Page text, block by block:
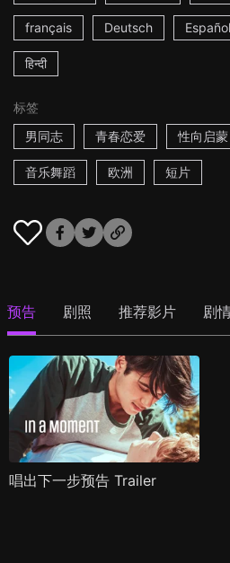
français Deutsch Español
हिन्दी
标签
男同志
青春恋爱 性向启蒙
音乐舞蹈 欧洲 短片
预告 剧照 推荐影片 剧
唱出下一步预告 Trailer